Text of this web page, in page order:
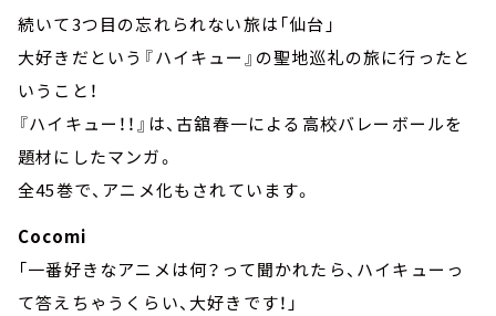
続いて3つ目の忘れられない旅は「仙台」
大好きだという『ハイキュー』の聖地巡礼の旅に行ったと
いうこと！
『ハイキュー！！』は、古舘春一による高校バレーボールを
題材にしたマンガ。
全45巻で、アニメ化もされています。
Cocomi
「一番好きなアニメは何？って聞かれたら、ハイキューっ
て答えちゃうくらい、大好きです！」